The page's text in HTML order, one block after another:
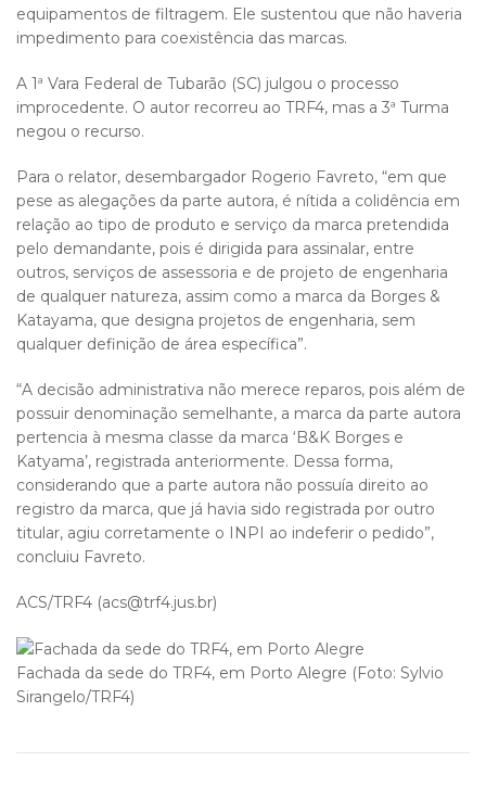
equipamentos de filtragem. Ele sustentou que não haveria
impedimento para coexistência das marcas.
A 1ª Vara Federal de Tubarão (SC) julgou o processo
improcedente. O autor recorreu ao TRF4, mas a 3ª Turma
negou o recurso.
Para o relator, desembargador Rogerio Favreto, “em que
pese as alegações da parte autora, é nítida a colidência em
relação ao tipo de produto e serviço da marca pretendida
pelo demandante, pois é dirigida para assinalar, entre
outros, serviços de assessoria e de projeto de engenharia
de qualquer natureza, assim como a marca da Borges &
Katayama, que designa projetos de engenharia, sem
qualquer definição de área específica”.
“A decisão administrativa não merece reparos, pois além de
possuir denominação semelhante, a marca da parte autora
pertencia à mesma classe da marca ‘B&K Borges e
Katyama’, registrada anteriormente. Dessa forma,
considerando que a parte autora não possuía direito ao
registro da marca, que já havia sido registrada por outro
titular, agiu corretamente o INPI ao indeferir o pedido”,
concluiu Favreto.
ACS/TRF4 (acs@trf4.jus.br)
Fachada da sede do TRF4, em Porto Alegre (Foto: Sylvio
Sirangelo/TRF4)